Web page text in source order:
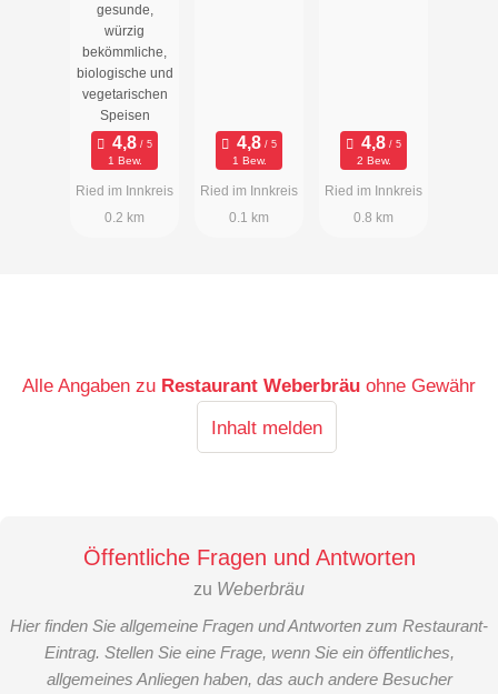
gesunde,
würzig
bekömmliche,
biologische und
vegetarischen
Speisen
1 Bew.
Ried im Innkreis
0.2 km
1 Bew.
Ried im Innkreis
0.1 km
2 Bew.
Ried im Innkreis
0.8 km
Alle Angaben zu Restaurant Weberbräu ohne Gewähr
Inhalt melden
Öffentliche Fragen und Antworten
zu Weberbräu
Hier finden Sie allgemeine Fragen und Antworten zum Restaurant-
Eintrag. Stellen Sie eine Frage, wenn Sie ein öffentliches,
allgemeines Anliegen haben, das auch andere Besucher